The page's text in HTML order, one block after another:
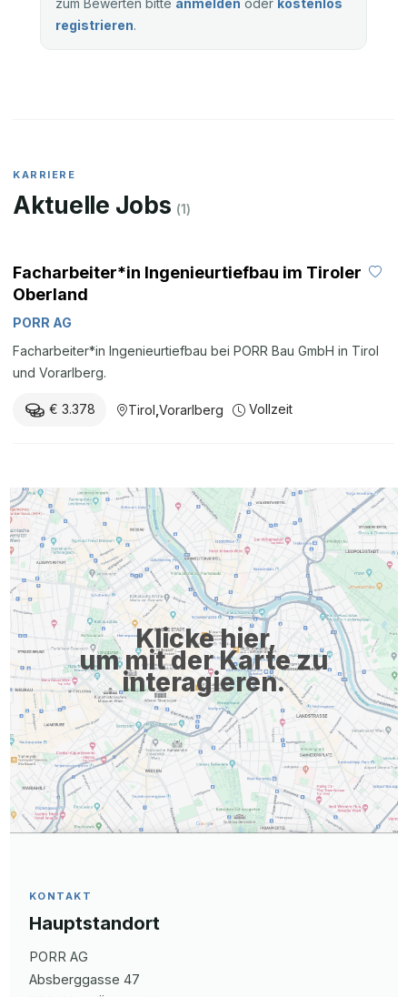
zum Bewerten bitte anmelden oder kostenlos
registrieren.
KARRIERE
Aktuelle Jobs (1)
Facharbeiter*in Ingenieurtiefbau im Tiroler
Oberland
PORR AG
Facharbeiter*in Ingenieurtiefbau bei PORR Bau GmbH in Tirol
und Vorarlberg.
€ 3.378 Tirol Vorarlberg Vollzeit
Klicke hier,
um mit der Karte zu
interagieren.
KONTAKT
Hauptstandort
PORR AG
Absberggasse 47